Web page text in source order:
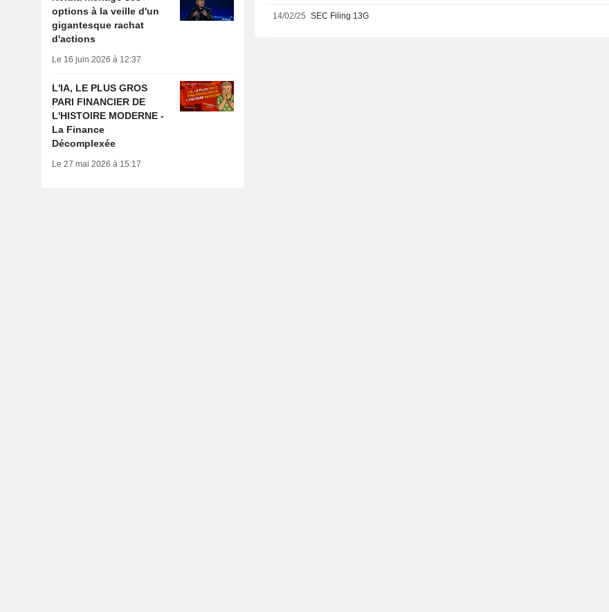
14/02/25 SEC Filing 13G
options à la veille d'un
gigantesque rachat
d'actions
Le 16 juin 2026 à 12:37
L'IA, LE PLUS GROS
PARI FINANCIER DE
L'HISTOIRE MODERNE -
La Finance
Décomplexée
Le 27 mai 2026 à 15:17